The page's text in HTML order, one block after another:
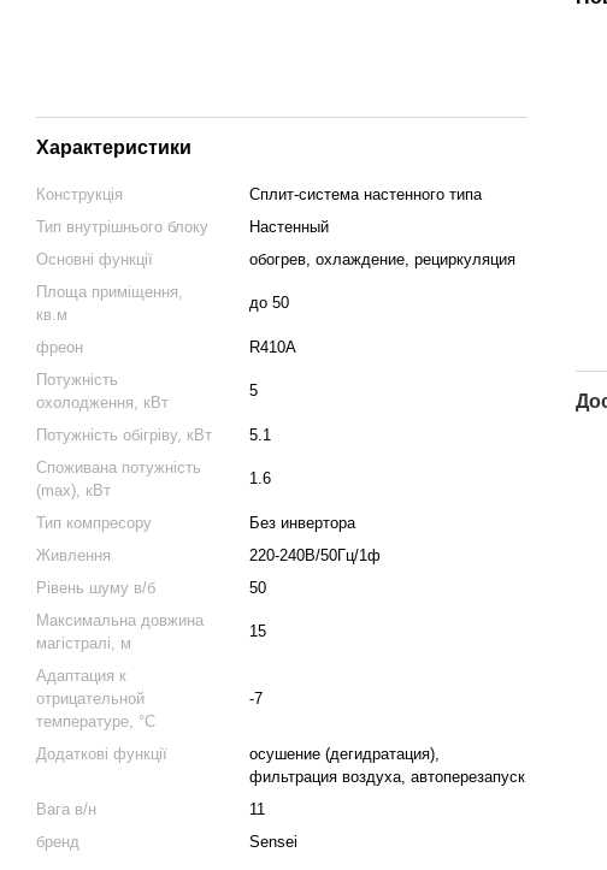
Характеристики
Конструкція
Cплит-система настенного типа
Тип внутрішнього блоку
Настенный
Основні функції
обогрев, охлаждение, рециркуляция
Площа приміщення,
кв.м
до 50
фреон
R410A
Потужність
охолодження, кВт
5
Потужність обігріву, кВт
5.1
Споживана потужність
(max), кВт
1.6
Тип компресору
Без инвертора
Живлення
220-240В/50Гц/1ф
Рівень шуму в/б
50
Максимальна довжина
магістралі, м
15
Адаптация к
отрицательной
температуре, °C
-7
Додаткові функції
осушение (дегидратация),
фильтрация воздуха, автоперезапуск
Вага в/н
11
бренд
Sensei